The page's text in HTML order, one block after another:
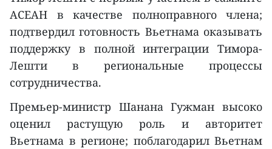
АСЕАН в качестве полноправного члена;
подтвердил готовность Вьетнама оказывать
поддержку в полной интеграции Тимора-
Лешти в региональные процессы
сотрудничества.
Премьер-министр Шанана Гужман высоко
оценил растущую роль и авторитет
Вьетнама в регионе; поблагодарил Вьетнам